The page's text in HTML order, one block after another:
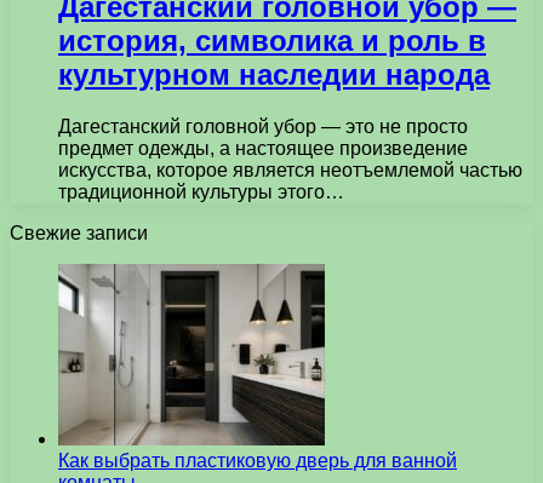
история, символика и роль в
культурном наследии народа
Дагестанский головной убор — это не просто
предмет одежды, а настоящее произведение
искусства, которое является неотъемлемой частью
традиционной культуры этого…
Свежие записи
Как выбрать пластиковую дверь для ванной